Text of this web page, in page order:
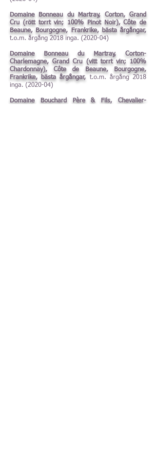
Domaine Bonneau du Martray, Corton, Grand
Cru (rött torrt vin; 100% Pinot Noir), Côte de
Beaune, Bourgogne, Frankrike, bästa årgångar,
t.o.m. årgång 2018 inga. (2020-04)
Domaine Bonneau du Martray, Corton-
Charlemagne, Grand Cru (vitt torrt vin; 100%
Chardonnay), Côte de Beaune, Bourgogne,
Frankrike, bästa årgångar, t.o.m. årgång 2018
inga. (2020-04)
Domaine Bouchard Père & Fils, Chevalier-